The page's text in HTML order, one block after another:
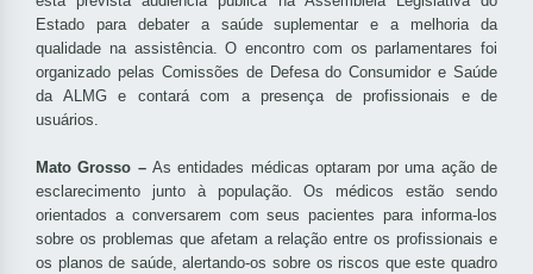
Estado para debater a saúde suplementar e a melhoria da
qualidade na assistência. O encontro com os parlamentares foi
organizado pelas Comissões de Defesa do Consumidor e Saúde
da ALMG e contará com a presença de profissionais e de
usuários.
Mato Grosso – As entidades médicas optaram por uma ação de
esclarecimento junto à população. Os médicos estão sendo
orientados a conversarem com seus pacientes para informa-los
sobre os problemas que afetam a relação entre os profissionais e
os planos de saúde, alertando-os sobre os riscos que este quadro